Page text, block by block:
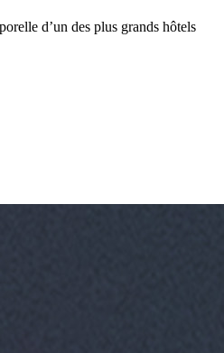
d’un des plus grands hôtels